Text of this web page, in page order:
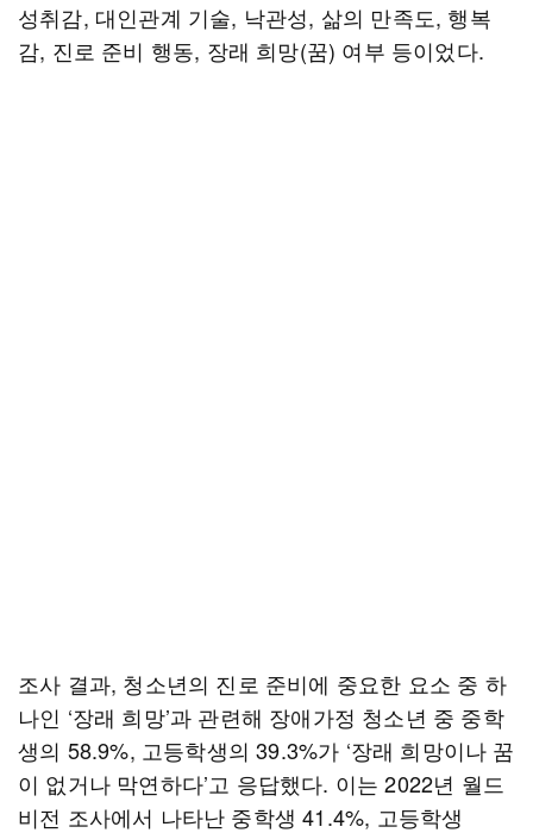
성취감, 대인관계 기술, 낙관성, 삶의 만족도, 행복
감, 진로 준비 행동, 장래 희망(꿈) 여부 등이었다.
조사 결과, 청소년의 진로 준비에 중요한 요소 중 하
나인 ‘장래 희망’과 관련해 장애가정 청소년 중 중학
생의 58.9%, 고등학생의 39.3%가 ‘장래 희망이나 꿈
이 없거나 막연하다’고 응답했다. 이는 2022년 월드
비전 조사에서 나타난 중학생 41.4%, 고등학생